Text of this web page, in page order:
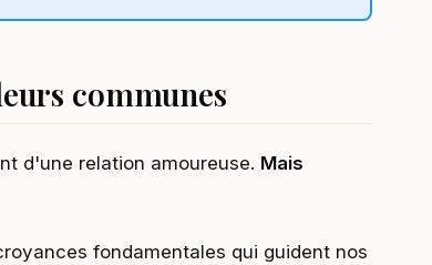
communes
d'une relation amoureuse. Mais
fondamentales qui guident nos